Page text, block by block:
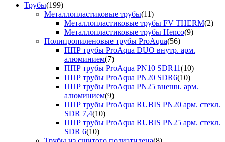
Трубы(199)
Металлопластиковые трубы(11)
Металлопластиковые трубы FV THERM(2)
Металлопластиковые трубы Henco(9)
Полипропиленовые трубы ProAqua(56)
ППР трубы ProAqua DUO внутр. арм.
алюминием(7)
ППР трубы ProAqua PN10 SDR11(10)
ППР трубы ProAqua PN20 SDR6(10)
ППР трубы ProAqua PN25 внешн. арм.
алюминием(9)
ППР трубы ProAqua RUBIS PN20 арм. стекл.
SDR 7,4(10)
ППР трубы ProAqua RUBIS PN25 арм. стекл.
SDR 6(10)